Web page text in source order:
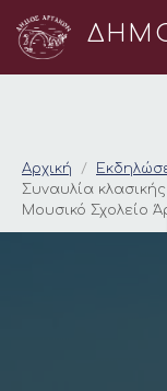
Αρχική
Συναυλία
Μουσικό Σχολείο